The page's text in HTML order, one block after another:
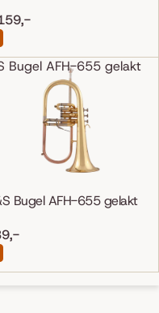
Bugel AFH-655 gelakt
Bugel AFH-655 gelakt